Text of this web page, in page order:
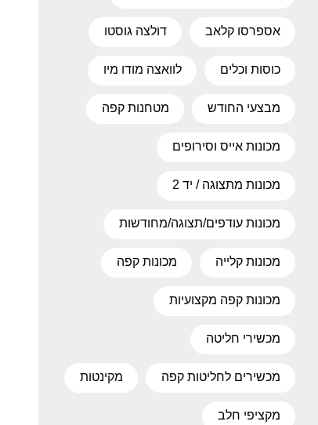
אספרסו קלאב דולצה גוסטו
כוסות וכלים לוואצה מודו מיו
מבצעי החודש מטחנות קפה
מכונות אייס וסירופים
מכונות מתצוגה / יד 2
מכונות עודפים/תצוגה/מחודשות
מכונות קלייה מכונות קפה
מכונות קפה מקצועיות
מכשירי חליטה
מכשירים לחליטות קפה מקינטות
מקציפי חלב